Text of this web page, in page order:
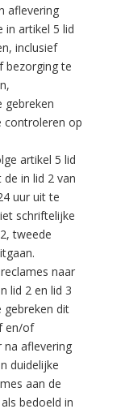
aflevering
in artikel 5 lid
inclusief
bezorging te
gebreken
controleren op
artikel 5 lid
in lid 2 van
uur uit te
schriftelijke
tweede
naar
lid 2 en lid 3
gebreken dit
en/of
na aflevering
duidelijke
aan de
bedoeld in